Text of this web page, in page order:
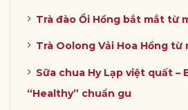
Trà đào Ổi Hồng bắt mắt từ
Trà Oolong Vải Hoa Hồng từ
Sữa chua Hy Lạp việt quất –
“Healthy” chuẩn gu